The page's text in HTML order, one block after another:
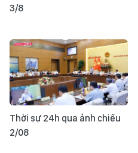
3/8
Thời sự 24h qua ảnh chiều
2/08